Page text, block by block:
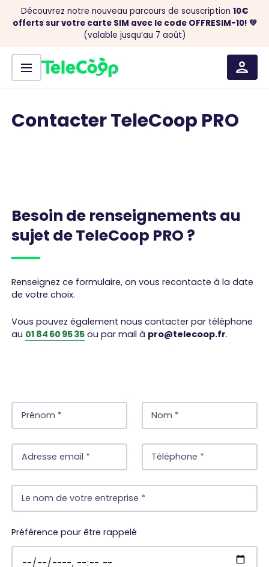
Découvrez notre nouveau parcours de souscription 10€
offerts sur votre carte SIM avec le code OFFRESIM-10! 💚
(valable jusqu’au 7 août)
Aller au contenu
Menu
Contacter TeleCoop PRO
Besoin de renseignements au
sujet deTeleCoop PRO ?
Renseignez ce formulaire, on vous recontacte à la date
de votre choix.
Vous pouvez également nous contacter par téléphone
au 01 84 60 95 35 ou par mail à pro@telecoop.fr.
Préférence pour être rappelé